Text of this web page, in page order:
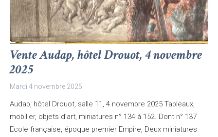
Vente Audap, hôtel Drouot, 4 novembre
2025
Mardi 4 novembre 2025
Audap, hôtel Drouot, salle 11, 4 novembre 2025 Tableaux,
mobilier, objets d’art, miniatures n° 134 à 152. Dont n° 137
Ecole française, époque premier Empire, Deux miniatures